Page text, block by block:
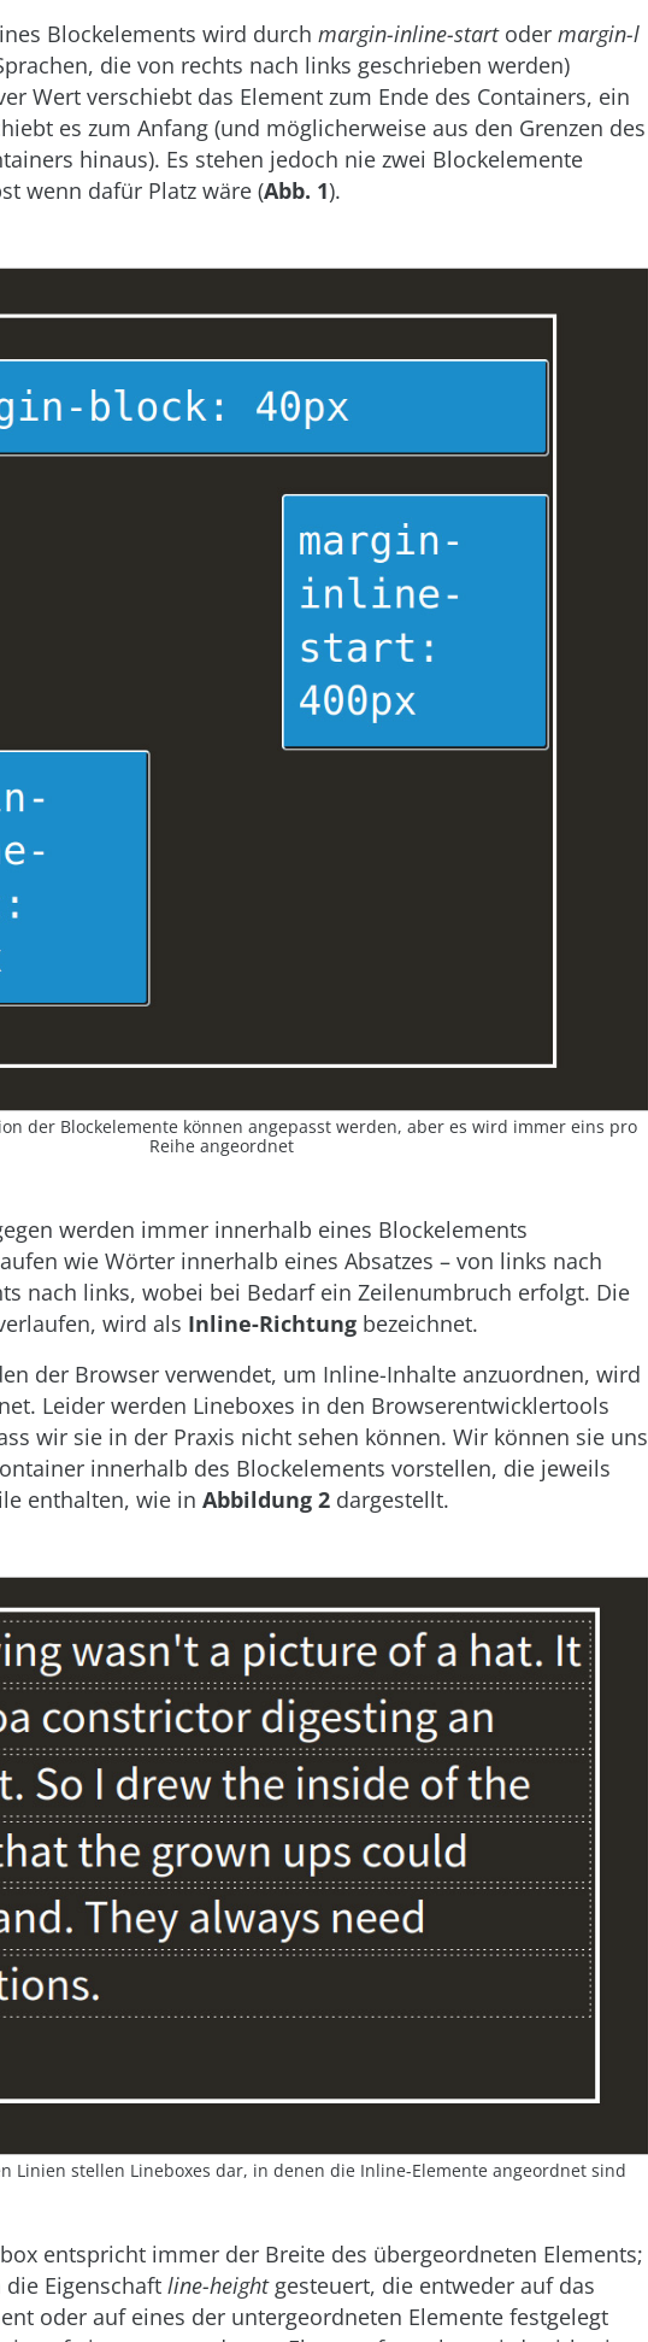
Blockelements wird durch margin-inline-startoder margin-l
die von rechts nach links geschrieben werden)
Wert verschiebt das Element zum Ende des Containers, ein
es zum Anfang (und möglicherweise aus den Grenzen des
hinaus). Es stehen jedoch nie zwei Blockelemente
wenn dafür Platz wäre (Abb. 1).
der Blockelemente können angepasst werden, aber es wird immer eins pro
Reihe angeordnet
werden immer innerhalb eines Blockelements
wie Wörter innerhalb eines Absatzes – von links nach
nach links, wobei bei Bedarf ein Zeilenumbruch erfolgt. Die
wird als Inline-Richtung bezeichnet.
der Browser verwendet, um Inline-Inhalte anzuordnen, wird
Leider werden Lineboxes in den Browserentwicklertools
wir sie in der Praxis nicht sehen können. Wir können sie uns
innerhalb des Blockelements vorstellen, die jeweils
enthalten, wie in Abbildung 2 dargestellt.
Linien stellen Lineboxes dar, in denen die Inline-Elemente angeordnet sind
entspricht immer der Breite des übergeordneten Elements;
Eigenschaft line-heightgesteuert, die entweder auf das
oder auf eines der untergeordneten Elemente festgelegt